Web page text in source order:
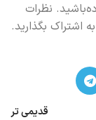
نظرات
اشتراک بگذارید.
قدیمی تر